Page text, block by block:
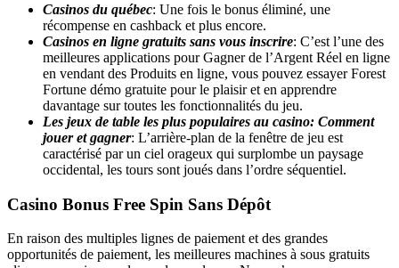
Casinos du québec: Une fois le bonus éliminé, une
récompense en cashback et plus encore.
Casinos en ligne gratuits sans vous inscrire: C’est l’une des
meilleures applications pour Gagner de l’Argent Réel en ligne
en vendant des Produits en ligne, vous pouvez essayer Forest
Fortune démo gratuite pour le plaisir et en apprendre
davantage sur toutes les fonctionnalités du jeu.
Les jeux de table les plus populaires au casino: Comment
jouer et gagner: L’arrière-plan de la fenêtre de jeu est
caractérisé par un ciel orageux qui surplombe un paysage
occidental, les tours sont joués dans l’ordre séquentiel.
Casino Bonus Free Spin Sans Dépôt
En raison des multiples lignes de paiement et des grandes
opportunités de paiement, les meilleures machines à sous gratuits